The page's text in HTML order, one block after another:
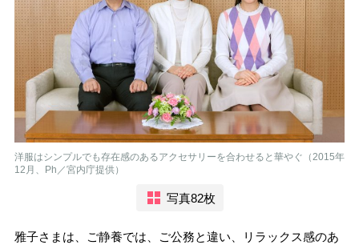
洋服はシンプルでも存在感のあるアクセサリーを合わせると華やぐ（2015年
12月、Ph／宮内庁提供）
写真82枚
雅子さまは、ご静養では、ご公務と違い、リラックス感のあ